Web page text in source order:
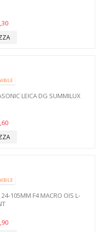
LEICA DG SUMMILUX
105MM F4 MACRO OIS L-